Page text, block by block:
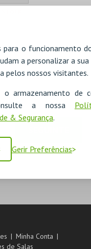
para o funcionamento
a personalizar a sua
pelos nossos visitantes.
armazenamento de
a nossa
& Segurança.
Gerir Preferências
Minha Conta
de Salas